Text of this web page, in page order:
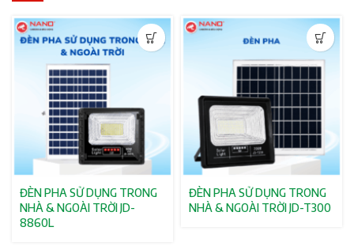
ĐÈN PHA SỬ DỤNG TRONG
NHÀ & NGOÀI TRỜI JD-
8860L
ĐÈN PHA SỬ DỤNG TRONG
NHÀ & NGOÀI TRỜI JD-T300